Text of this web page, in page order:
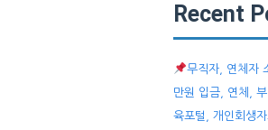
Recent
무직자, 연체자
만원 입금, 연체,
육포털, 개인회생